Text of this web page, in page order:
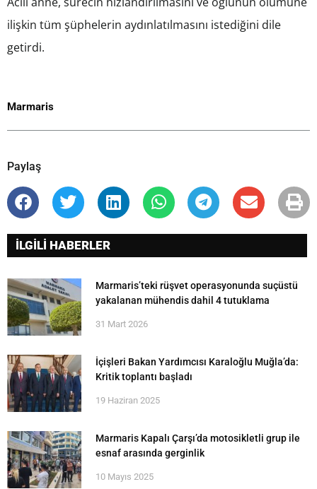
ilişkin tüm şüphelerin aydınlatılmasını istediğini dile
getirdi.
Marmaris
Paylaş
İLGİLİ HABERLER
Marmaris’teki rüşvet operasyonunda suçüstü
yakalanan mühendis dahil 4 tutuklama
31 Mart 2026
İçişleri Bakan Yardımcısı Karaloğlu Muğla’da:
Kritik toplantı başladı
19 Haziran 2025
Marmaris Kapalı Çarşı’da motosikletli grup ile
esnaf arasında gerginlik
10 Mayıs 2025